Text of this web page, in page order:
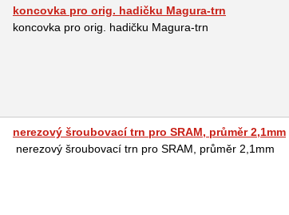
koncovka pro orig. hadičku Magura-trn
koncovka pro orig. hadičku Magura-trn
nerezový šroubovací trn pro SRAM, průměr 2,1mm
nerezový šroubovací trn pro SRAM, průměr 2,1mm